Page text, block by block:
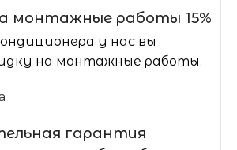
монтажные работы 15%
у нас вы
на монтажные работы.
гарантия